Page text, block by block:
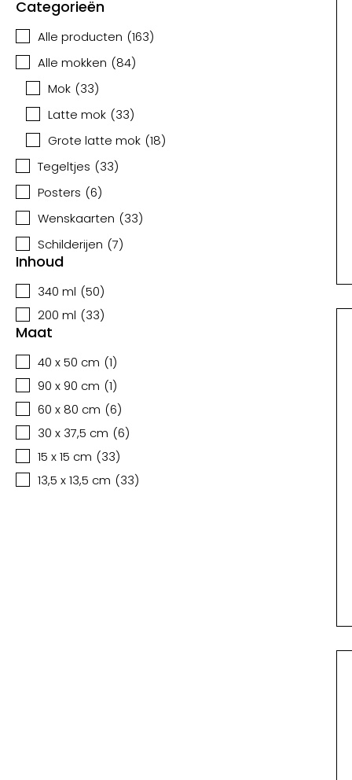
Categorieën
Alle producten (163)
Alle mokken (84)
Mok (33)
Latte mok (33)
Grote latte mok (18)
Tegeltjes (33)
Posters (6)
Wenskaarten (33)
Schilderijen (7)
Inhoud
340 ml (50)
200 ml (33)
Maat
40 x 50 cm (1)
90 x 90 cm (1)
60 x 80 cm (6)
30 x 37,5 cm (6)
15 x 15 cm (33)
13,5 x 13,5 cm (33)